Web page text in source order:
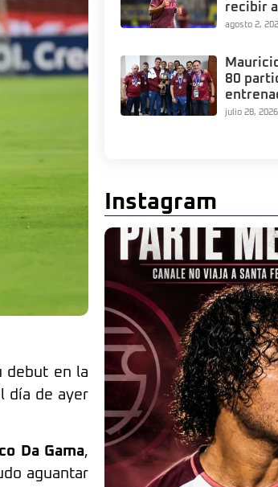
debut en la
día de ayer
Da Gama,
aguantar
recibir
agosto 2,
80
julio 28, 2026
Instagram